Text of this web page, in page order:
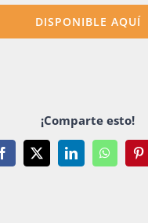
Recursos
Publicaciones
DISPONIBLE AQUÍ
¡Comparte esto!
Facebook
X LinkedIn